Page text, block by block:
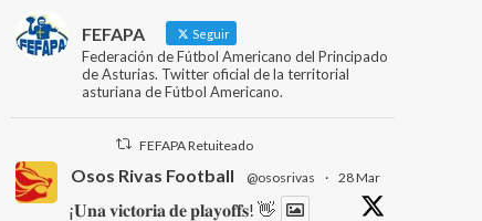
FEFAPA Seguir
Federación de Fútbol Americano del Principado
de Asturias. Twitter oficial de la territorial
asturiana de Fútbol Americano.
FEFAPA Retuiteado
Osos Rivas Football @ososrivas · 28 Mar
¡𝐔𝐧𝐚 𝐯𝐢𝐜𝐭𝐨𝐫𝐢𝐚 𝐝𝐞 𝐩𝐥𝐚𝐲𝐨𝐟𝐟𝐬! 👋